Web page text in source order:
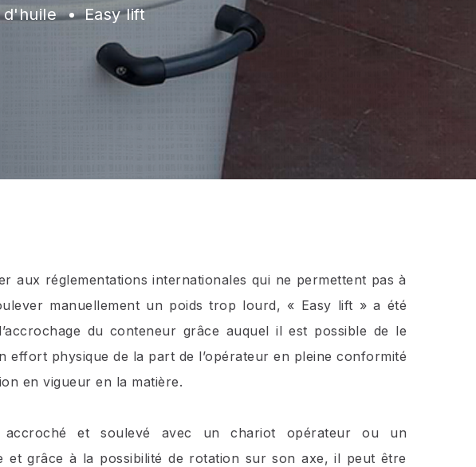
d'huile Easy lift
aux réglementations internationales qui ne permettent pas à
manuellement un poids trop lourd, « Easy lift » a été
du conteneur grâce auquel il est possible de le
effort physique de la part de l’opérateur en pleine conformité
en vigueur en la matière.
accroché et soulevé avec un chariot opérateur ou un
et grâce à la possibilité de rotation sur son axe, il peut être